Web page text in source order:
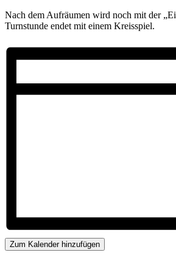
Nach dem Aufräumen wird noch mit der
Turnstunde endet mit einem Kreisspiel.
Zum Kalender hinzufügen